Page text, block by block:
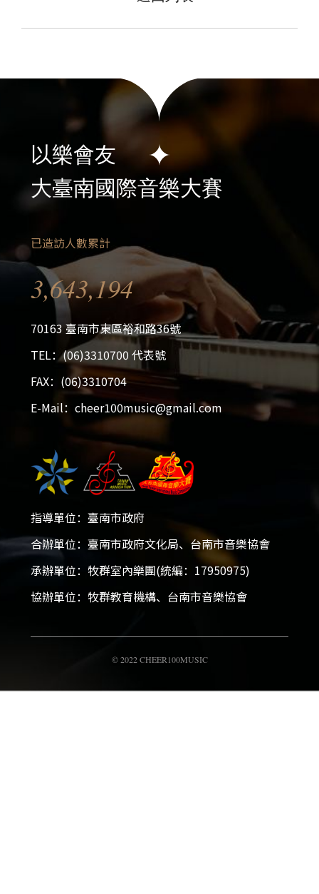
2025-12-05 - 2026-
開放報名！
活動簡章
加入會員
以樂會友
大臺南國際音樂大賽
已造訪人數累計
3,643,194
70163 臺南市東區裕和路36號
TEL：(06)3310700 代表號
FAX：(06)3310704
E-Mail：cheer100music@gmail.com
指導單位：臺南市政府
合辦單位：臺南市政府文化局、台南市音樂協會
承辦單位：牧群室內樂團(統編：17950975)
協辦單位：牧群教育機構、台南市音樂協會
© 2022 CHEER100MUSIC